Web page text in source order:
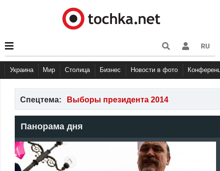
RU
Украина Мир Столица Бизнес Новости в фото
Спецтема: Выборы президента 2014
Панорама дня